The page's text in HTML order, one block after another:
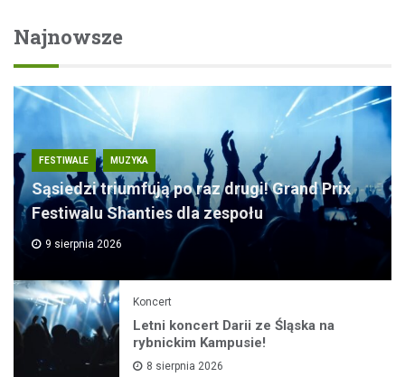
Najnowsze
FESTIWALE MUZYKA
Sąsiedzi triumfują po raz drugi! Grand Prix
Festiwalu Shanties dla zespołu
9 sierpnia 2026
Koncert
Letni koncert Darii ze Śląska na
rybnickim Kampusie!
8 sierpnia 2026